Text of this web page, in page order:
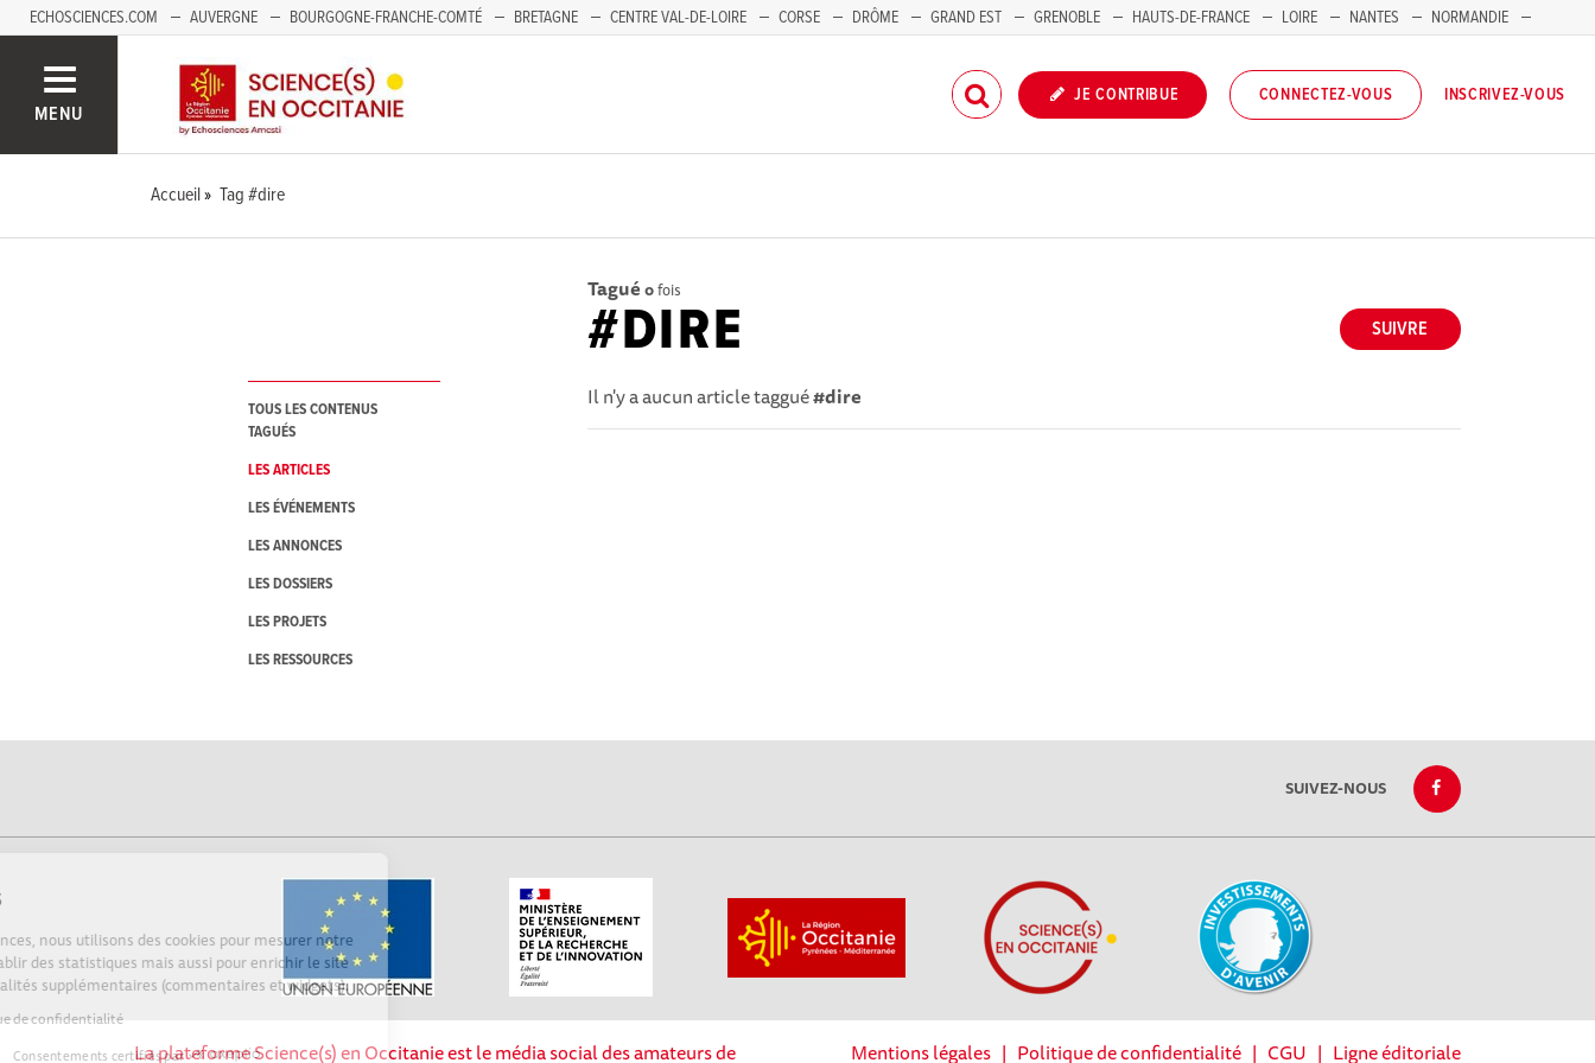
Sur Echosciences, nous utilisons des cookies pour mesurer notre
audience, établir des statistiques mais aussi pour enrichir le site
de fonctionnalités supplémentaires (commentaires et widgets).
Lire la politique de confidentialité
Consentements certifiés par
ECHOSCIENCES.COM AUVERGNE BOURGOGNE-FRANCHE-COMTÉ BRETAGNE CENTRE VAL-DE-LOIRE CORSE DRÔME GRAND EST GRENOBLE HAUTS-DE-FRANCE LOIRE NANTES
NORMANDIE
MENU
JE CONTRIBUE CONNECTEZ-VOUS INSCRIVEZ-VOUS
Accueil Tag #dire
TOUS LES CONTENUS
TAGUÉS
LES ARTICLES
LES ÉVÉNEMENTS
LES ANNONCES
LES DOSSIERS
LES PROJETS
LES RESSOURCES
Tagué 0fois
SUIVRE
#DIRE
Il n'y a aucun article taggué#dire
SUIVEZ-NOUS
La plateforme Science(s) en Occitanie est le média social des amateurs de Mentions légales| Politique de confidentialité| CGU | Ligne éditoriale